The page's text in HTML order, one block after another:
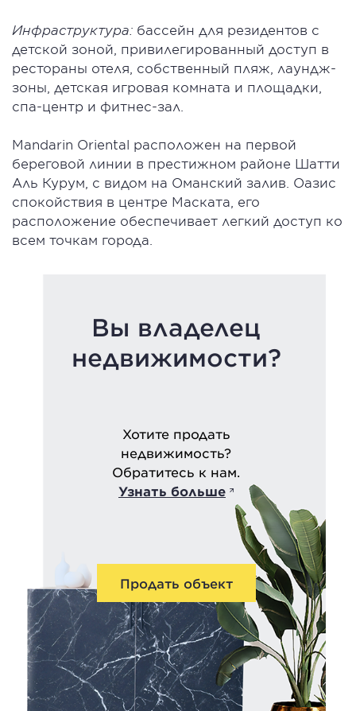
Инфраструктура: бассейн для резидентов с
детской зоной, привилегированный доступ в
рестораны отеля, собственный пляж, лаундж-
зоны, детская игровая комната и площадки,
спа-центр и фитнес-зал.
Mandarin Oriental расположен на первой
береговой линии в престижном районе Шатти
Аль Курум, с видом на Оманский залив. Оазис
спокойствия в центре Маската, его
расположение обеспечивает легкий доступ ко
всем точкам города.
Вы владелец
недвижимости?
Хотите продать
недвижимость?
Обратитесь к нам.
Узнать больше
Продать объект